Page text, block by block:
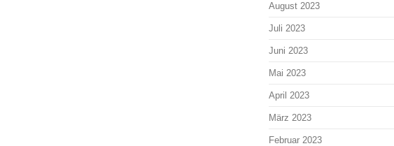
August 2023
Juli 2023
Juni 2023
Mai 2023
April 2023
März 2023
Februar 2023